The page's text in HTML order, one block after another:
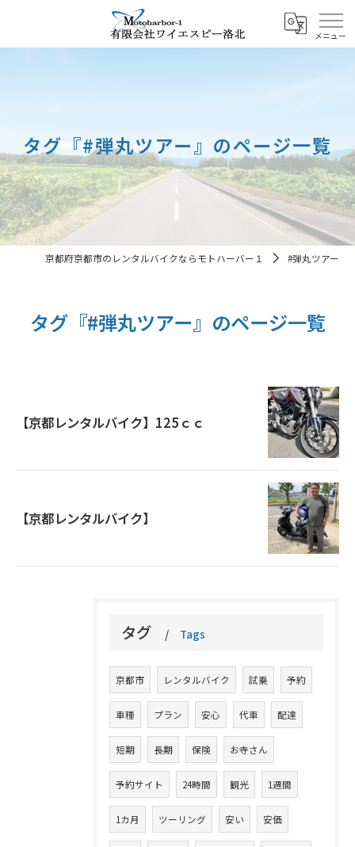
タグ『#弾丸ツアー』のページ一覧
京都府京都市のレンタルバイクならモトハーバー１ #弾丸ツアー
タグ『#弾丸ツアー』のページ一覧
【京都レンタルバイク】125ｃｃ
【京都レンタルバイク】
タグ Tags
京都市 レンタルバイク 試乗 予約
車種 プラン 安心 代車 配達
短期 長期 保険 お寺さん
予約サイト 24時間 観光 1週間
1カ月 ツーリング 安い 安価